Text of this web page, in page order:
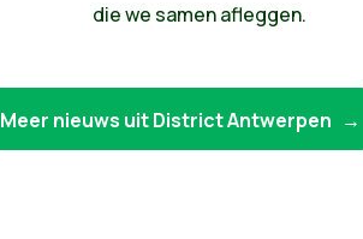
die we samen afleggen.
Meer nieuws uit District Antwerpen